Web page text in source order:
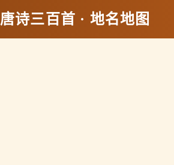
唐诗三百首 · 地名地图